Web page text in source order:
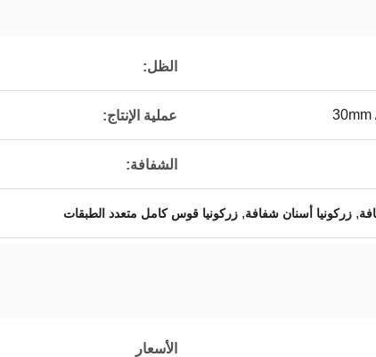
الظل:
عملية الإنتاج:
الشفافة:
, زركونيا أسنان شفافة, زركونيا قوس كامل متعدد الطبقات
الأسعار